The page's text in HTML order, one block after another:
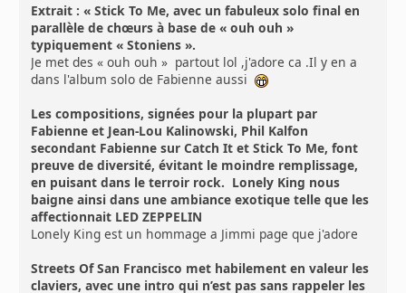
Extrait : « Stick To Me, avec un fabuleux solo final en
parallèle de chœurs à base de « ouh ouh »
typiquement « Stoniens ».
Je met des « ouh ouh » partout lol ,j'adore ca .Il y en a
dans l'album solo de Fabienne aussi
Les compositions, signées pour la plupart par
Fabienne et Jean-Lou Kalinowski, Phil Kalfon
secondant Fabienne sur Catch It et Stick To Me, font
preuve de diversité, évitant le moindre remplissage,
en puisant dans le terroir rock. Lonely King nous
baigne ainsi dans une ambiance exotique telle que les
affectionnait LED ZEPPELIN
Lonely King est un hommage a Jimmi page que j'adore
Streets Of San Francisco met habilement en valeur les
claviers, avec une intro qui n’est pas sans rappeler les